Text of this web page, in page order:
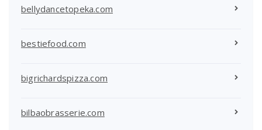
bellydancetopeka.com
bestiefood.com
bigrichardspizza.com
bilbaobrasserie.com